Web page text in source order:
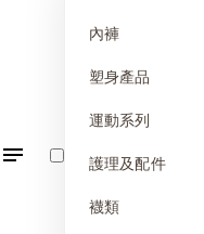
內褲
塑身產品
運動系列
護理及配件
襪類